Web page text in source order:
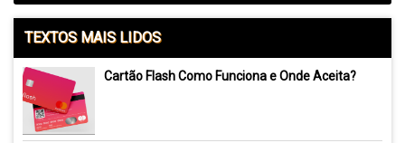
TEXTOS MAIS LIDOS
Cartão Flash Como Funciona e Onde Aceita?